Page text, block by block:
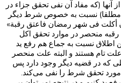
آنها (که مفاد آن نفی تحقق جزاء در
نسبت به خصوص شرط دیگر
أکلت فی شهر رمضان فاعتق رقبة»
منحصر در موارد تحقق اکل
اطلاق نسبت به جماع هم رفع ید
علت تام هستند و البته علت منحصر
که در قضیه دیگر وجود دارد پس
مورد تحقق شرط را نفی می‌کند.